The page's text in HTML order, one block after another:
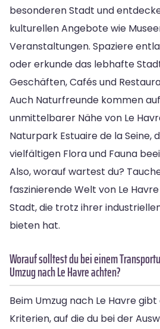
besonderen Stadt und
kulturellen Angebote wie
Veranstaltungen. Spaziere
oder erkunde das lebhafte
Geschäften, Cafés und
Auch Naturfreunde kommen
unmittelbarer Nähe von Le
Naturpark Estuaire de la Seine,
vielfältigen Flora und Fauna
Also, worauf wartest du?
faszinierende Welt von Le
Stadt, die trotz ihrer
bieten hat.
Worauf solltest du bei einem
Umzug nach Le Havre achten?
Beim Umzug nach Le Havre
Kriterien, auf die du bei der